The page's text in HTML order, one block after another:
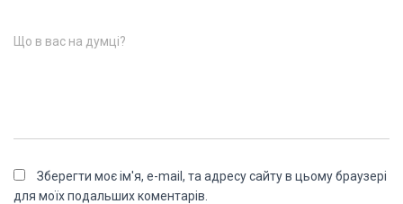
Що в вас на думці?
Зберегти моє ім'я, e-mail, та адресу сайту в цьому браузері
для моїх подальших коментарів.